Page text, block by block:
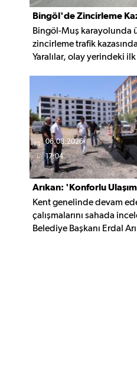
Bingöl'de Zincirleme
Yaralandı
Bingöl-Muş karayolunda
zincirleme trafik
Yaralılar, olay yerindeki
06.08.2026
17:04
Arıkan: 'Konforlu
İçin Çalışıyoruz'
Kent genelinde devam
çalışmalarını sahada
Belediye Başkanı Erdal